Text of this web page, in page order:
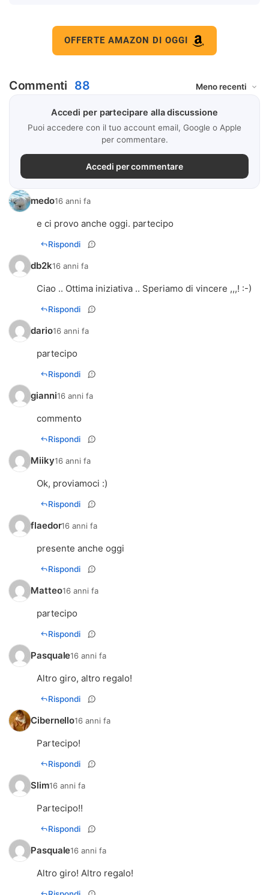
OFFERTE AMAZON DI OGGI
Commenti 88
Accedi per partecipare alla discussione
Puoi accedere con il tuo account email, Google o Apple
per commentare.
Accedi per commentare
medo16 anni fa
e ci provo anche oggi. partecipo
Rispondi
db2k16 anni fa
Ciao .. Ottima iniziativa .. Speriamo di vincere ,,,! :-)
Rispondi
dario16 anni fa
partecipo
Rispondi
gianni16 anni fa
commento
Rispondi
Miiky16 anni fa
Ok, proviamoci :)
Rispondi
flaedor16 anni fa
presente anche oggi
Rispondi
Matteo16 anni fa
partecipo
Rispondi
Pasquale16 anni fa
Altro giro, altro regalo!
Rispondi
Cibernello16 anni fa
Partecipo!
Rispondi
Slim16 anni fa
Partecipo!!
Rispondi
Pasquale16 anni fa
Altro giro! Altro regalo!